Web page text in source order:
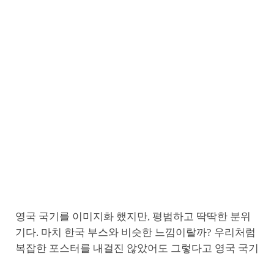
영국 국기를 이미지화 했지만, 평범하고 딱딱한 분위
기다. 마치 한국 부스와 비슷한 느낌이랄까? 우리처럼
복잡한 포스터를 내걸진 않았어도 그렇다고 영국 국기